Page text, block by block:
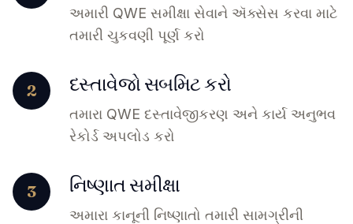
અમારી QWE સમીક્ષા સેવાને ઍક્સેસ કરવા માટે
તમારી ચુકવણી પૂર્ણ કરો
2 દસ્તાવેજો સબમિટ કરો
તમારા QWE દસ્તાવેજીકરણ અને કાર્ય અનુભવ
રેકોર્ડ અપલોડ કરો
3 નિષ્ણાત સમીક્ષા
અમારા કાનૂની નિષ્ણાતો તમારી સામગ્રીની